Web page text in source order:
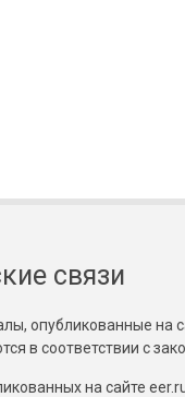
связи
опубликованные на
в соответствии с
на сайте